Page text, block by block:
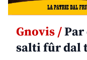
Gnovis /
salti fûr dal